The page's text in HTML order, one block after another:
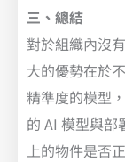
三、總結
對於組織內沒
大的優勢在於
精準度的模型
的 AI 模型與部
上的物件是否